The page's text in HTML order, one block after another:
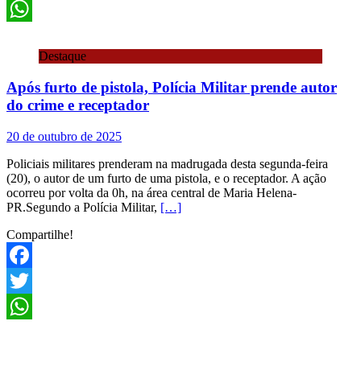
Twitter
Destaque
Após furto de pistola, Polícia Militar prende autor
do crime e receptador
20 de outubro de 2025
Policiais militares prenderam na madrugada desta segunda-feira
(20), o autor de um furto de uma pistola, e o receptador. A ação
ocorreu por volta da 0h, na área central de Maria Helena-
PR.Segundo a Polícia Militar, […]
Compartilhe!
Facebook
Twitter